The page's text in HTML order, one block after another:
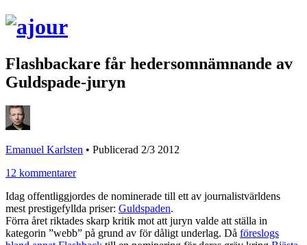
Flashbackare får hedersomnämnande av
Guldspade-juryn
Emanuel Karlsten • Publicerad 2/3 2012
12 kommentarer
Idag offentliggjordes de nominerade till ett av journalistvärldens
mest prestigefyllda priser: Guldspaden.
Förra året riktades skarp kritik mot att juryn valde att ställa in
kategorin ”webb” på grund av för dåligt underlag. Då föreslogs